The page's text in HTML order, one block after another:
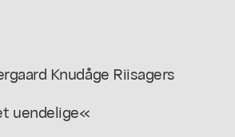
Knudåge Riisagers
uendelige«